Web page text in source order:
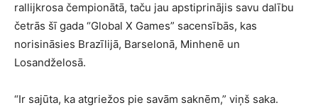
rallijkrosa čempionātā, taču jau apstiprinājis savu dalību
četrās šī gada “Global X Games” sacensībās, kas
norisināsies Brazīlijā, Barselonā, Minhenē un
Losandželosā.
“Ir sajūta, ka atgriežos pie savām saknēm,” viņš saka.